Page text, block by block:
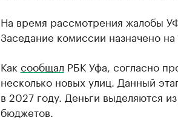
На время рассмотрения жалобы
Заседание комиссии назначено на
Как сообщал РБК Уфа, согласно
несколько новых улиц. Данный
в 2027 году. Деньги выделяются
бюджетов.